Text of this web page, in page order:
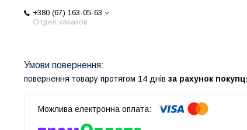
+380 (67) 163-05-63
Отдел заказов
повернення товару протягом 14 днів за рахунок